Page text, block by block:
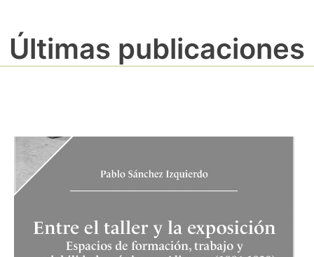
Últimas publicaciones